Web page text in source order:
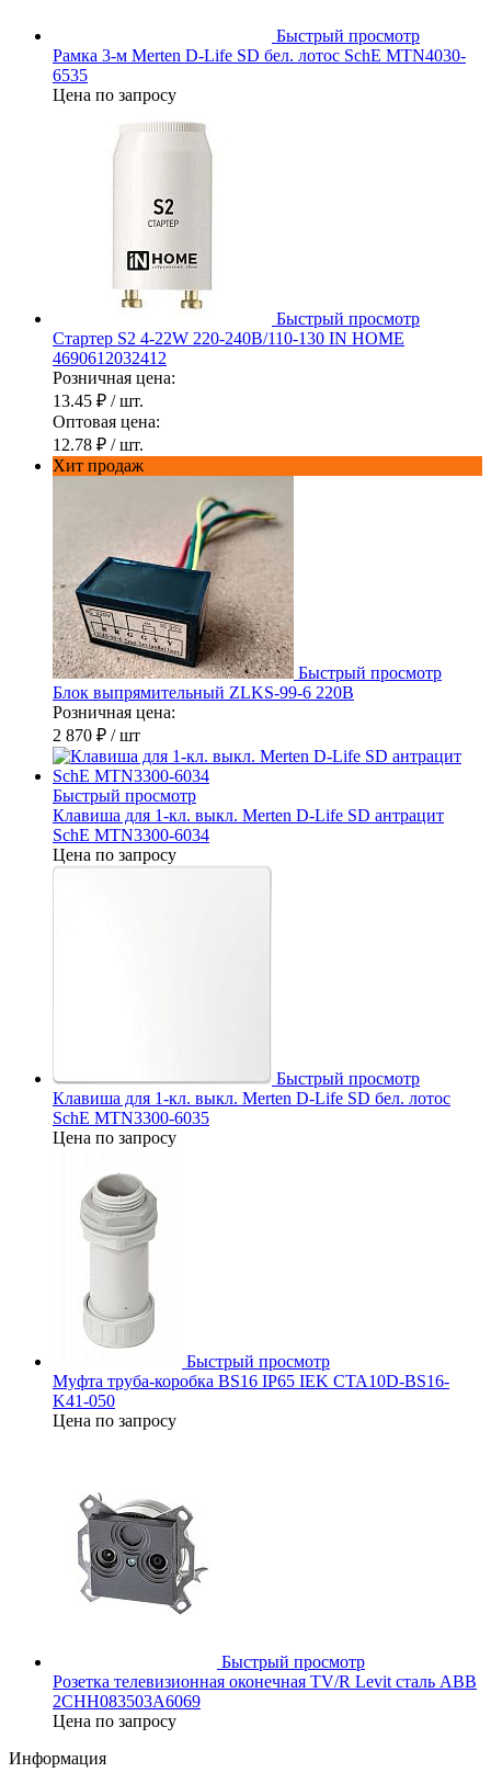
Быстрый просмотр
Рамка 3-м Merten D-Life SD бел. лотос SchE MTN4030-
6535
Цена по запросу
Быстрый просмотр
Стартер S2 4-22W 220-240В/110-130 IN HOME
4690612032412
Розничная цена:
13.45 ₽ / шт.
Оптовая цена:
12.78 ₽ / шт.
Хит продаж
Быстрый просмотр
Блок выпрямительный ZLKS-99-6 220В
Розничная цена:
2 870 ₽ / шт
Быстрый просмотр
Клавиша для 1-кл. выкл. Merten D-Life SD антрацит
SchE MTN3300-6034
Цена по запросу
Быстрый просмотр
Клавиша для 1-кл. выкл. Merten D-Life SD бел. лотос
SchE MTN3300-6035
Цена по запросу
Быстрый просмотр
Муфта труба-коробка BS16 IP65 IEK CTA10D-BS16-
K41-050
Цена по запросу
Быстрый просмотр
Розетка телевизионная оконечная TV/R Levit сталь ABB
2CHH083503A6069
Цена по запросу
Информация